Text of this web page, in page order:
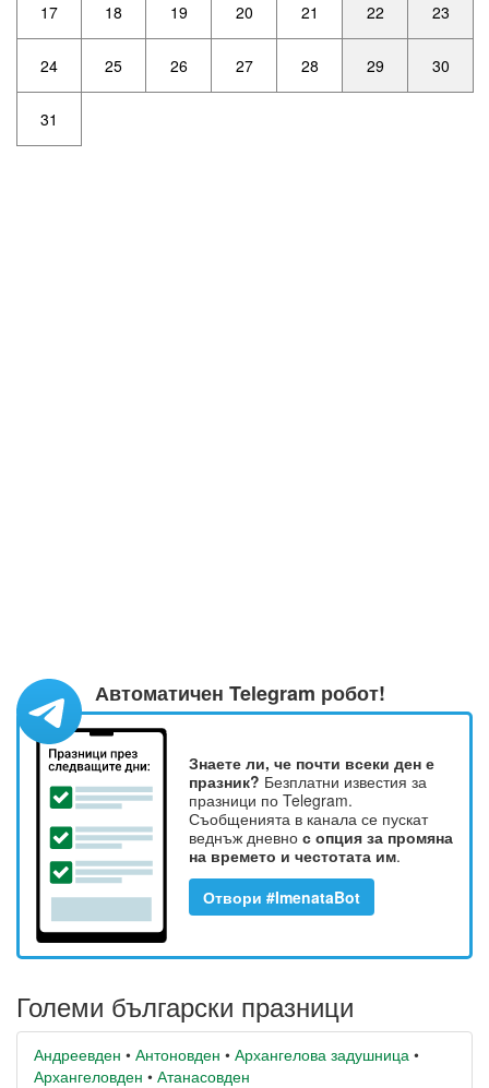
17 18 19 20 21 22 23
24 25 26 27 28 29 30
31
Автоматичен Telegram робот!
Знаете ли, че почти всеки ден е
празник? Безплатни известия за
празници по Telegram.
Съобщенията в канала се пускат
веднъж дневно с опция за промяна
на времето и честотата им.
Отвори #ImenataBot
Големи български празници
Андреевден • Антоновден • Архангелова задушница •
Архангеловден • Атанасовден